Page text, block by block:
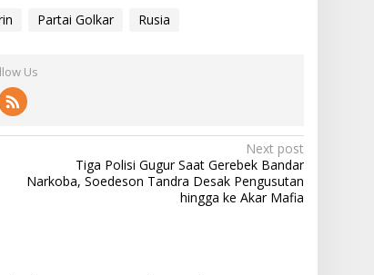
Partai Golkar Rusia
Us
Next post
Tiga Polisi Gugur Saat Gerebek Bandar
Narkoba, Soedeson Tandra Desak Pengusutan
hingga ke Akar Mafia